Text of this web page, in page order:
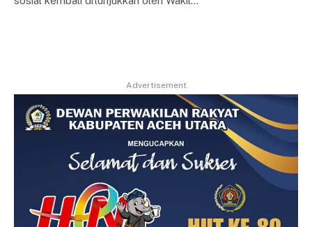
Advertisement